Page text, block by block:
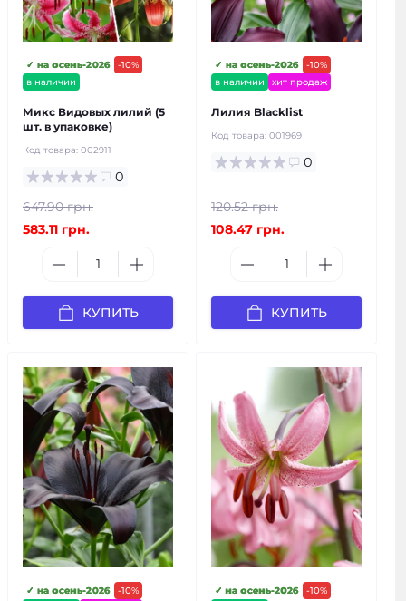
-10%
в наличии
✓ на осень-2026
Микс Видовых лилий (5
шт. в упаковке)
Код товара: 002911
0
647.90 грн.
583.11 грн.
КУПИТЬ
-10%
в наличии
✓ на осень-2026
хит продаж
Лилия Blacklist
Код товара: 001969
0
120.52 грн.
108.47 грн.
КУПИТЬ
-10%
✓ на осень-2026
-10%
✓ на осень-2026